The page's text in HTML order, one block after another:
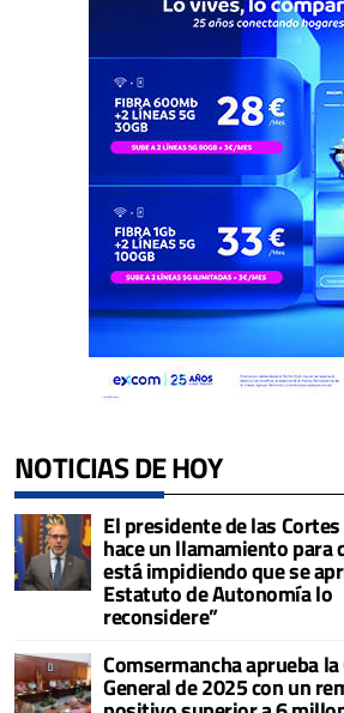
NOTICIAS DE HOY
El presidente de las
hace un llamamiento para
está impidiendo que se
Estatuto de Autonomía lo
reconsidere”
Comsermancha aprueba
General de 2025 con un